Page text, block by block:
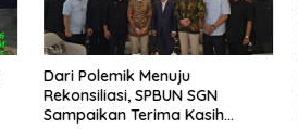
Dari Polemik Menuju
Rekonsiliasi, SPBUN SGN
Sampaikan Terima Kasih